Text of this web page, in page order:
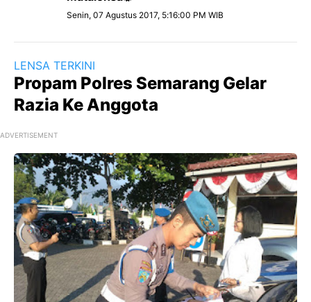
Senin, 07 Agustus 2017, 5:16:00 PM WIB
LENSA TERKINI
Propam Polres Semarang Gelar
Razia Ke Anggota
ADVERTISEMENT